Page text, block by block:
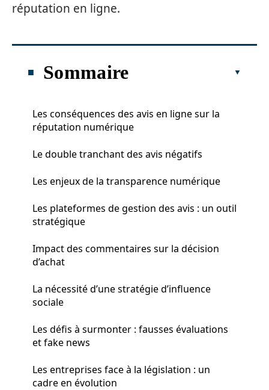
réputation en ligne.
Sommaire
Les conséquences des avis en ligne sur la
réputation numérique
Le double tranchant des avis négatifs
Les enjeux de la transparence numérique
Les plateformes de gestion des avis : un outil
stratégique
Impact des commentaires sur la décision
d’achat
La nécessité d’une stratégie d’influence
sociale
Les défis à surmonter : fausses évaluations
et fake news
Les entreprises face à la législation : un
cadre en évolution